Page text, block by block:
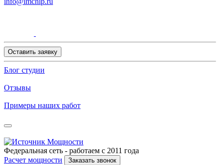
Оставить заявку
Блог студии
Отзывы
Примеры наших работ
Федеральная сеть - работаем с 2011 года
Расчет мощности
Заказать звонок